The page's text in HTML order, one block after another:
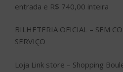
entrada e R$ 740,00 inteira
BILHETERIA OFICIAL – SEM
SERVIÇO
Loja Link store – Shopping